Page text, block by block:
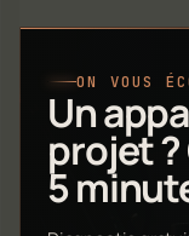
ON VOUS
Un
projet
5